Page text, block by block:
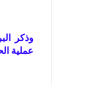
وذكر
عملية